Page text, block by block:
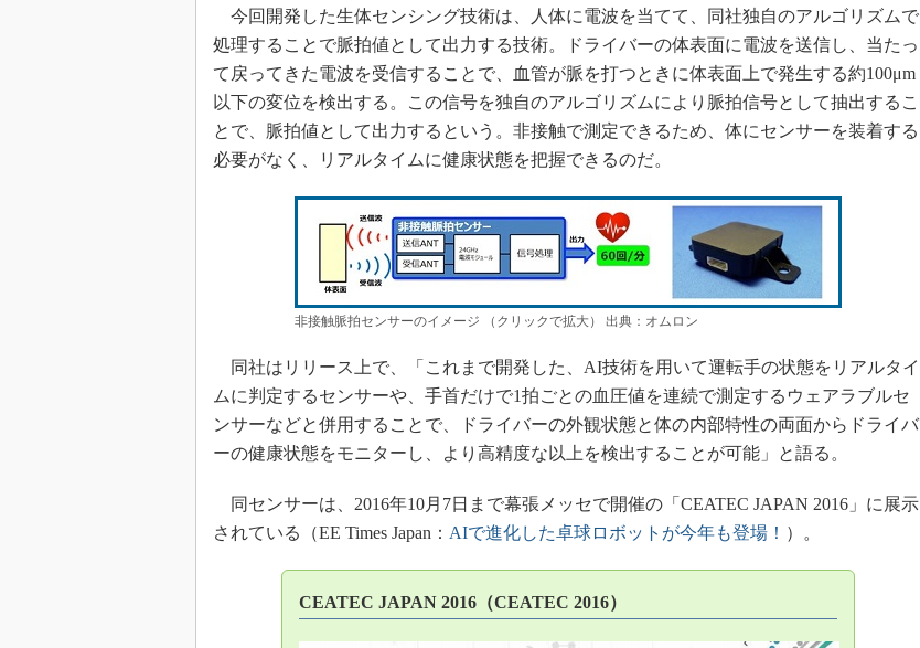
最新記事一覧
計測器メーカーから見た5G
USB Type-Cの登場で評価試験はど
う変わる？
IoT時代の無線規格を知る【Thread
IoT時代の無線規格を知る【Z-Wave
編】
今回開発した生体センシング技術は、人体に電波を当てて、同社独自のアルゴリズムで
処理することで脈拍値として出力する技術。ドライバーの体表面に電波を送信し、当たっ
て戻ってきた電波を受信することで、血管が脈を打つときに体表面上で発生する約100μm
以下の変位を検出する。この信号を独自のアルゴリズムにより脈拍信号として抽出するこ
とで、脈拍値として出力するという。非接触で測定できるため、体にセンサーを装着する
必要がなく、リアルタイムに健康状態を把握できるのだ。
非接触脈拍センサーのイメージ （クリックで拡大） 出典：オムロン
同社はリリース上で、「これまで開発した、AI技術を用いて運転手の状態をリアルタイ
ムに判定するセンサーや、手首だけで1拍ごとの血圧値を連続で測定するウェアラブルセ
ンサーなどと併用することで、ドライバーの外観状態と体の内部特性の両面からドライバ
ーの健康状態をモニターし、より高精度な以上を検出することが可能」と語る。
同センサーは、2016年10月7日まで幕張メッセで開催の「CEATEC JAPAN 2016」に展示
されている（EE Times Japan： AIで進化した卓球ロボットが今年も登場！ ）。
CEATEC JAPAN 2016（CEATEC 2016）